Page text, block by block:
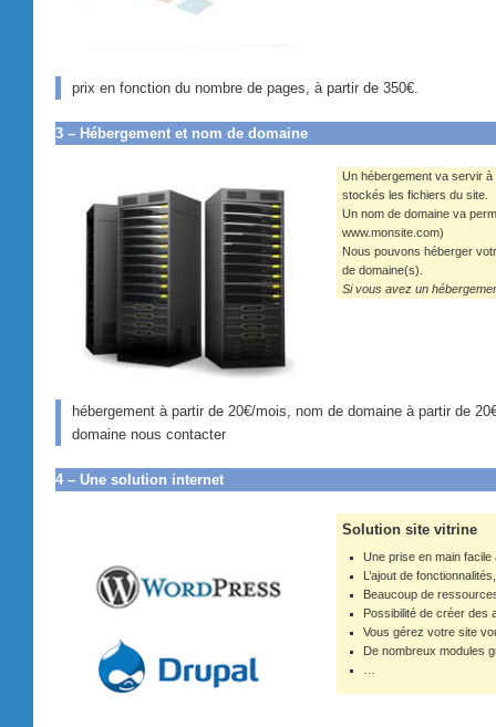
prix en fonction du nombre de pages, à partir de 350€.
3 – Hébergement et nom de domaine
Un hébergement va servir à
stockés les fichiers du site.
Un nom de domaine va
www.monsite.com)
Nous pouvons héberger
de domaine(s).
Si vous avez un
hébergement à partir de 20€/mois, nom de domaine à partir de
domaine nous contacter
4 – Une solution internet
Solution site vitrine
Une prise en main
L’ajout de
Beaucoup de
Possibilité de créer des
Vous gérez votre site
De nombreux modules